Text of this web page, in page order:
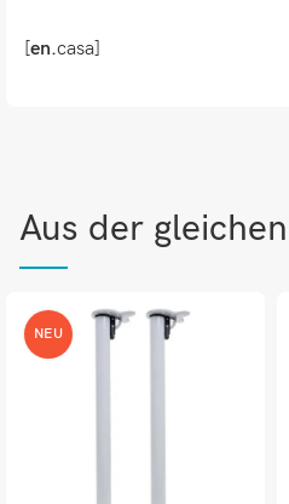
[en.casa]
Aus der
NEU